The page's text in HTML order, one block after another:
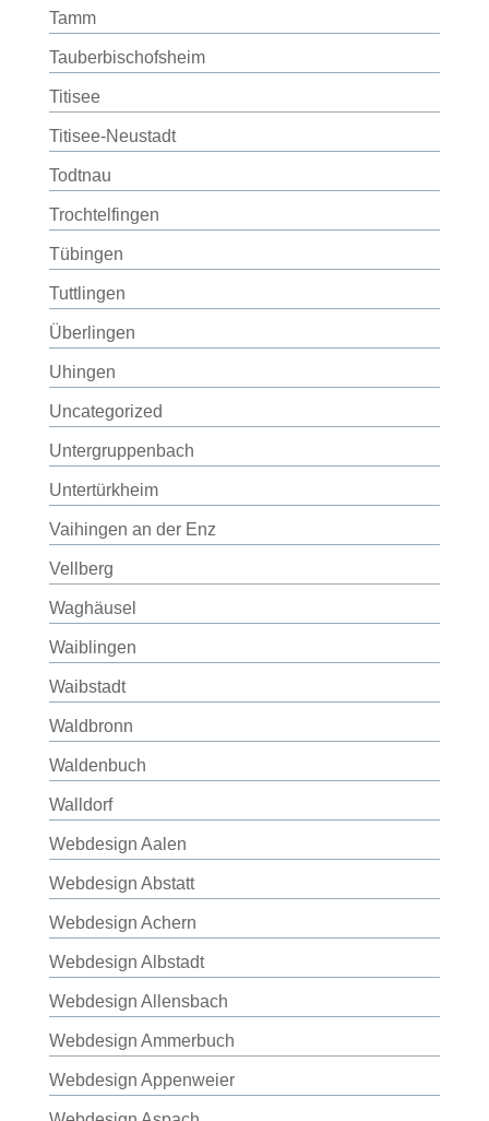
Tamm
Tauberbischofsheim
Titisee
Titisee-Neustadt
Todtnau
Trochtelfingen
Tübingen
Tuttlingen
Überlingen
Uhingen
Uncategorized
Untergruppenbach
Untertürkheim
Vaihingen an der Enz
Vellberg
Waghäusel
Waiblingen
Waibstadt
Waldbronn
Waldenbuch
Walldorf
Webdesign Aalen
Webdesign Abstatt
Webdesign Achern
Webdesign Albstadt
Webdesign Allensbach
Webdesign Ammerbuch
Webdesign Appenweier